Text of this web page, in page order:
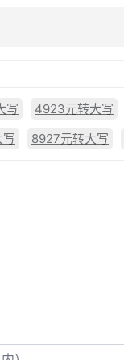
写 4923元转大写
8927元转大写